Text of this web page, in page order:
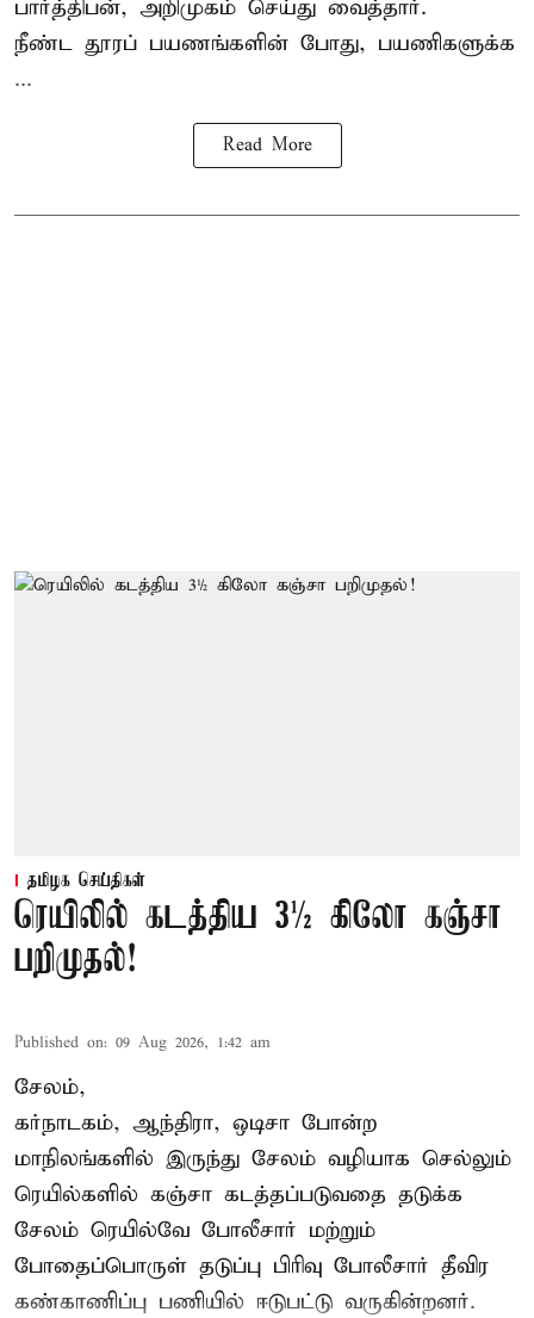
பார்த்திபன், அறிமுகம் செய்து வைத்தார்.
நீண்ட தூரப் பயணங்களின் போது, பயணிகளுக்க
...
Read More
தமிழக செய்திகள்
ரெயிலில் கடத்திய 3½ கிலோ கஞ்சா
பறிமுதல்!
Published on: 09 Aug 2026, 1:42 am
சேலம்,
கர்நாடகம், ஆந்திரா, ஒடிசா போன்ற
மாநிலங்களில் இருந்து சேலம் வழியாக செல்லும்
ரெயில்களில் கஞ்சா கடத்தப்படுவதை தடுக்க
சேலம் ரெயில்வே போலீசார் மற்றும்
போதைப்பொருள் தடுப்பு பிரிவு போலீசார் தீவிர
கண்காணிப்பு பணியில் ஈடுபட்டு வருகின்றனர்.